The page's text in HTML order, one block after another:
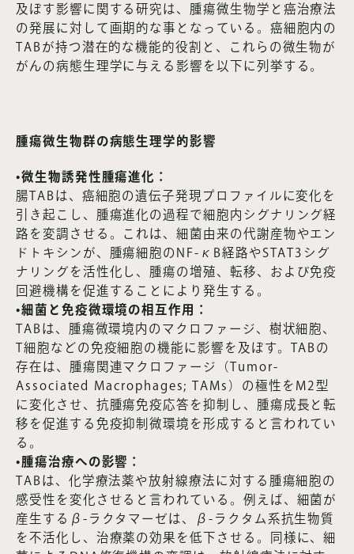
及ぼす影響に関する研究は、腫瘍微生物学と癌治療法
の発展に対して画期的な事となっている。癌細胞内の
TABが持つ潜在的な機能的役割と、これらの微生物が
がんの病態生理学に与える影響を以下に列挙する。
腫瘍微生物群の病態生理学的影響
•微生物誘発性腫瘍進化：
腸TABは、癌細胞の遺伝子発現プロファイルに変化を
引き起こし、腫瘍進化の過程で細胞内シグナリング経
路を変調させる。これは、細菌由来の代謝産物やエン
ドトキシンが、腫瘍細胞のNF-κB経路やSTAT3シグ
ナリングを活性化し、腫瘍の増殖、転移、および免疫
回避機構を促進することにより発生する。
•細菌と免疫微環境の相互作用：
TABは、腫瘍微環境内のマクロファージ、樹状細胞、
T細胞などの免疫細胞の機能に影響を及ぼす。TABの
存在は、腫瘍関連マクロファージ（Tumor-
Associated Macrophages; TAMs）の極性をM2型
に変化させ、抗腫瘍免疫応答を抑制し、腫瘍成長と転
移を促進する免疫抑制微環境を形成すると言われてい
る。
•腫瘍治療への影響：
TABは、化学療法薬や放射線療法に対する腫瘍細胞の
感受性を変化させると言われている。例えば、細菌が
産生するβ-ラクタマーゼは、β-ラクタム系抗生物質
を不活化し、治療薬の効果を低下させる。同様に、細